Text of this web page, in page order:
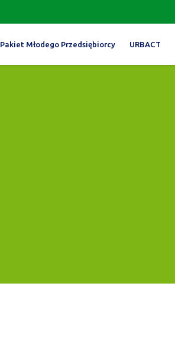
Pakiet Młodego Przedsiębiorcy URBACT